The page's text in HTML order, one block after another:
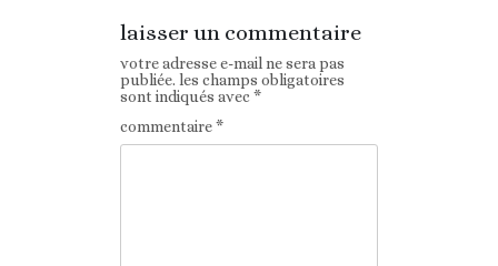
laisser un commentaire
votre adresse e-mail ne sera pas
publiée. les champs obligatoires
sont indiqués avec*
commentaire*